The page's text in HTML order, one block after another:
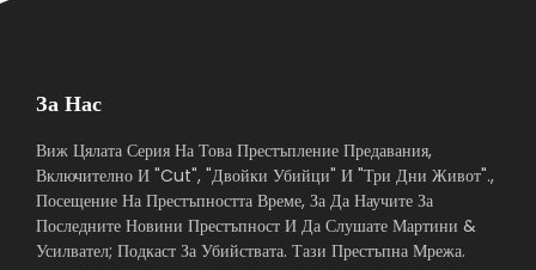
За Нас
Виж Цялата Серия На Това Престъпление Предавания,
Включително И "Cut", "Двойки Убийци" И "Три Дни Живот".,
Посещение На Престъпността Време, За Да Научите За
Последните Новини Престъпност И Да Слушате Мартини &
Усилвател; Подкаст За Убийствата. Тази Престъпна Мрежа.